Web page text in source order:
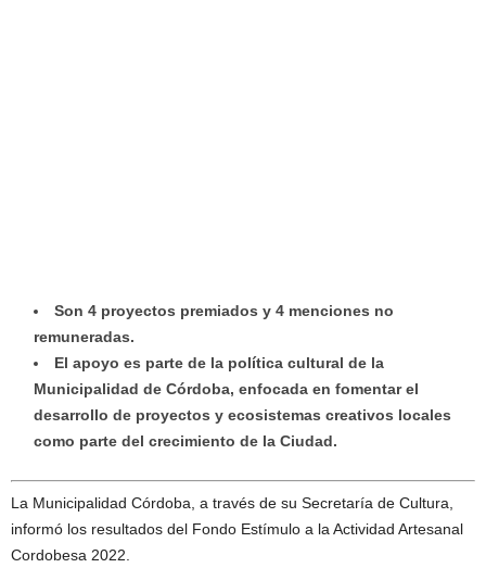
Son 4 proyectos premiados y 4 menciones no
remuneradas.
El apoyo es parte de la política cultural de la
Municipalidad de Córdoba, enfocada en fomentar el
desarrollo de proyectos y ecosistemas creativos locales
como parte del crecimiento de la Ciudad.
La Municipalidad Córdoba, a través de su Secretaría de Cultura,
informó los resultados del Fondo Estímulo a la Actividad Artesanal
Cordobesa 2022.